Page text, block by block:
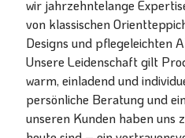
wir jahrzehntelange
von klassischen
Designs und pflegeleichten
Unsere Leidenschaft gilt
warm, einladend und
persönliche Beratung und
unseren Kunden haben uns